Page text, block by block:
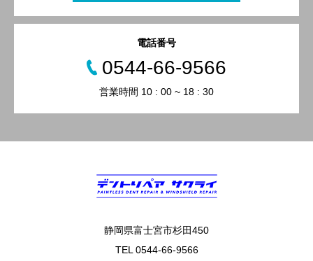
電話番号
0544-66-9566
営業時間 10 : 00 ~ 18 : 30
静岡県富士宮市杉田450
TEL 0544-66-9566